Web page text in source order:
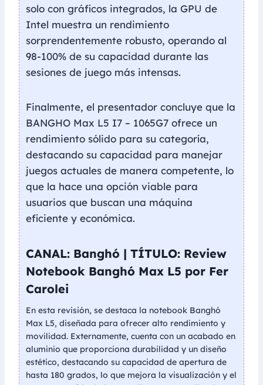
solo con gráficos integrados, la GPU de
Intel muestra un rendimiento
sorprendentemente robusto, operando al
98-100% de su capacidad durante las
sesiones de juego más intensas.
Finalmente, el presentador concluye que la
BANGHO Max L5 I7 – 1065G7 ofrece un
rendimiento sólido para su categoría,
destacando su capacidad para manejar
juegos actuales de manera competente, lo
que la hace una opción viable para
usuarios que buscan una máquina
eficiente y económica.
CANAL: Banghó | TÍTULO: Review
Notebook Banghó Max L5 por Fer
Carolei
En esta revisión, se destaca la notebook Banghó
Max L5, diseñada para ofrecer alto rendimiento y
movilidad. Externamente, cuenta con un acabado en
aluminio que proporciona durabilidad y un diseño
estético, destacando su capacidad de apertura de
hasta 180 grados, lo que mejora la visualización y el